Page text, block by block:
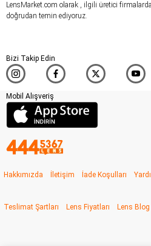
LensMarket.com olarak , ilgili üretici
doğrudan temin ediyoruz.
Bizi Takip Edin
Mobil Alışveriş
Hakkımızda İletişim İade Koşulları
Teslimat Şartları Lens Fiyatları Lens Blog